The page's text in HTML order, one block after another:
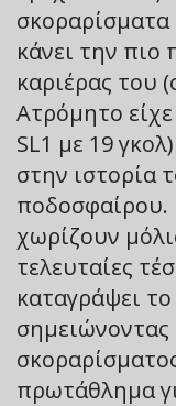
κάνει την πιο
καριέρας του
Ατρόμητο
SL1 με 19
στην ιστορία
ποδοσφαίρου.
χωρίζουν
τελευταίες
καταγράψει
πρωτάθλημα